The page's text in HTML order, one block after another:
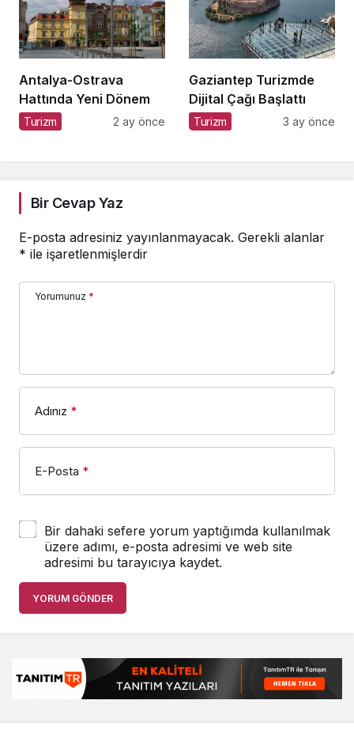
Antalya-Ostrava
Hattında Yeni Dönem
Turizm 2 ay önce
Gaziantep Turizmde
Dijital Çağı Başlattı
Turizm 3 ay önce
Bir Cevap Yaz
E-posta adresiniz yayınlanmayacak. Gerekli alanlar
* ile işaretlenmişlerdir
Yorumunuz *
Adınız *
E-Posta *
Bir dahaki sefere yorum yaptığımda kullanılmak
üzere adımı, e-posta adresimi ve web site
adresimi bu tarayıcıya kaydet.
YORUM GÖNDER